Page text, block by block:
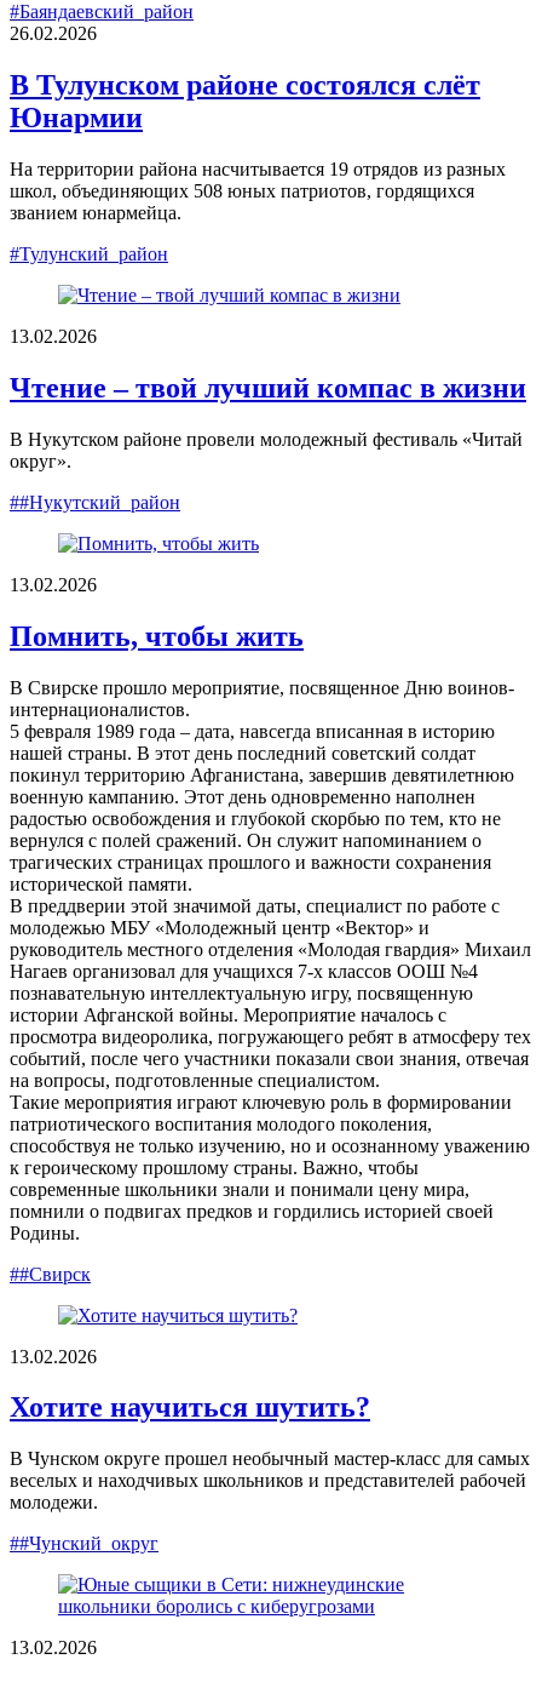
#Баяндаевский_район
26.02.2026
В Тулунском районе состоялся слёт
Юнармии
На территории района насчитывается 19 отрядов из разных
школ, объединяющих 508 юных патриотов, гордящихся
званием юнармейца.
#Тулунский_район
13.02.2026
Чтение – твой лучший компас в жизни
В Нукутском районе провели молодежный фестиваль «Читай
округ».
##Нукутский_район
13.02.2026
Помнить, чтобы жить
В Свирске прошло мероприятие, посвященное Дню воинов-
интернационалистов.
5 февраля 1989 года – дата, навсегда вписанная в историю
нашей страны. В этот день последний советский солдат
покинул территорию Афганистана, завершив девятилетнюю
военную кампанию. Этот день одновременно наполнен
радостью освобождения и глубокой скорбью по тем, кто не
вернулся с полей сражений. Он служит напоминанием о
трагических страницах прошлого и важности сохранения
исторической памяти.
В преддверии этой значимой даты, специалист по работе с
молодежью МБУ «Молодежный центр «Вектор» и
руководитель местного отделения «Молодая гвардия» Михаил
Нагаев организовал для учащихся 7-х классов ООШ №4
познавательную интеллектуальную игру, посвященную
истории Афганской войны. Мероприятие началось с
просмотра видеоролика, погружающего ребят в атмосферу тех
событий, после чего участники показали свои знания, отвечая
на вопросы, подготовленные специалистом.
Такие мероприятия играют ключевую роль в формировании
патриотического воспитания молодого поколения,
способствуя не только изучению, но и осознанному уважению
к героическому прошлому страны. Важно, чтобы
современные школьники знали и понимали цену мира,
помнили о подвигах предков и гордились историей своей
Родины.
##Свирск
13.02.2026
Хотите научиться шутить?
В Чунском округе прошел необычный мастер-класс для самых
веселых и находчивых школьников и представителей рабочей
молодежи.
##Чунский_округ
13.02.2026